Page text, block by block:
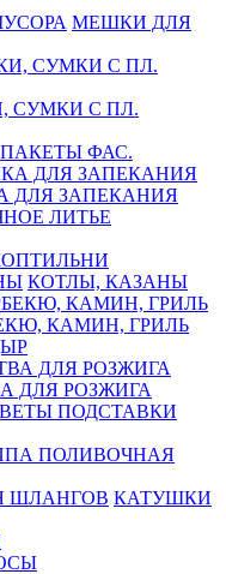
МЕШКИ ДЛЯ
СУМКИ С ПЛ.
ПАКЕТЫ ФАС.
ДЛЯ ЗАПЕКАНИЯ
ЛИТЬЕ
КОТЛЫ, КАЗАНЫ
КАМИН, ГРИЛЬ
ДЛЯ РОЗЖИГА
ПОДСТАВКИ
ПОЛИВОЧНАЯ
КАТУШКИ